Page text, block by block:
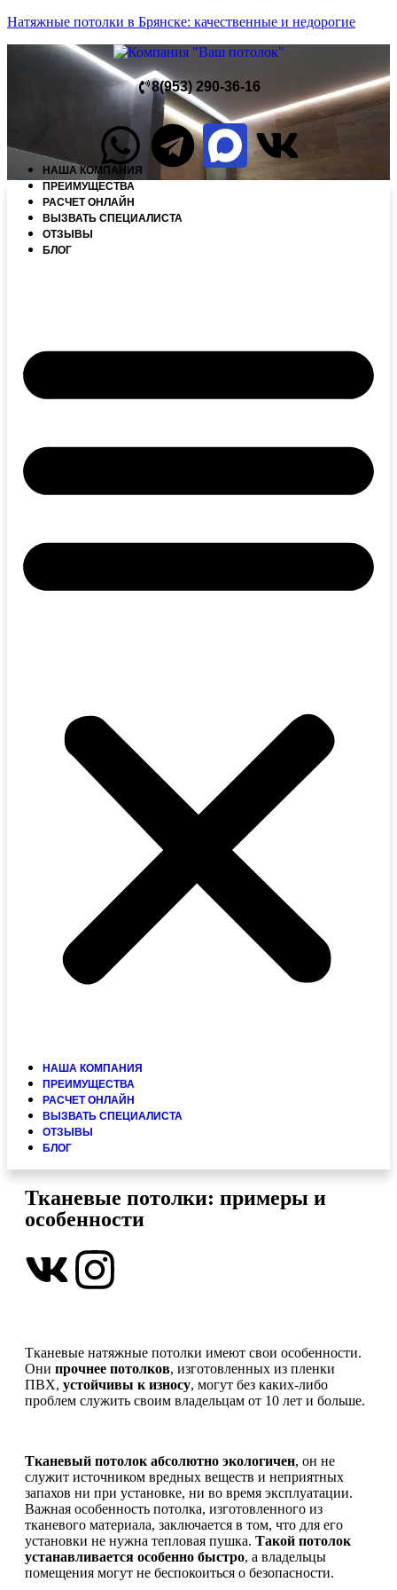
Натяжные потолки в Брянске: качественные и недорогие
8(953) 290-36-16
НАША КОМПАНИЯ
ПРЕИМУЩЕСТВА
РАСЧЕТ ОНЛАЙН
ВЫЗВАТЬ СПЕЦИАЛИСТА
ОТЗЫВЫ
БЛОГ
НАША КОМПАНИЯ
ПРЕИМУЩЕСТВА
РАСЧЕТ ОНЛАЙН
ВЫЗВАТЬ СПЕЦИАЛИСТА
ОТЗЫВЫ
БЛОГ
Тканевые потолки: примеры и
особенности
Тканевые натяжные потолки имеют свои особенности.
Они прочнее потолков, изготовленных из пленки
ПВХ, устойчивы к износу, могут без каких-либо
проблем служить своим владельцам от 10 лет и больше.
Тканевый потолок абсолютно экологичен, он не
служит источником вредных веществ и неприятных
запахов ни при установке, ни во время эксплуатации.
Важная особенность потолка, изготовленного из
тканевого материала, заключается в том, что для его
установки не нужна тепловая пушка. Такой потолок
устанавливается особенно быстро, а владельцы
помещения могут не беспокоиться о безопасности.